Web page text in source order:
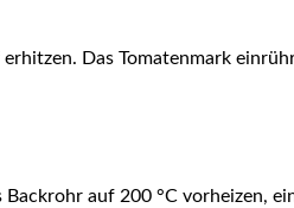
Das Toma­ten­mark
auf 200 °C